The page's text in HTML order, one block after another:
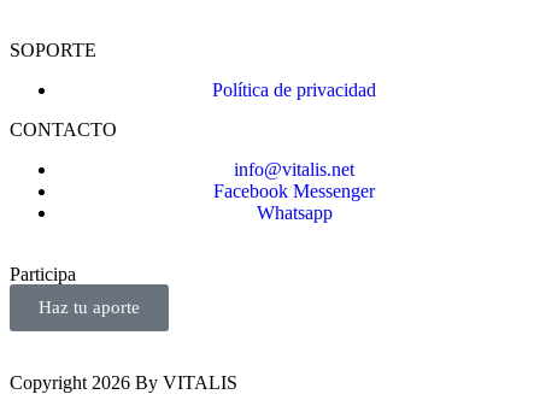
SOPORTE
Política de privacidad
CONTACTO
info@vitalis.net
Facebook Messenger
Whatsapp
Participa
Haz tu aporte
Copyright 2026 By VITALIS